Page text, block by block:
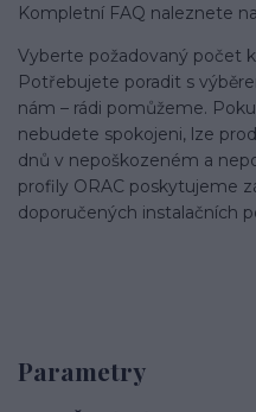
Kompletní FAQ naleznete na
Vyberte požadovaný počet
Potřebujete poradit s
nám – rádi pomůžeme.
nebudete spokojeni, lze
dnů v nepoškozeném a
profily ORAC poskytujeme
doporučených instalačních
Parametry